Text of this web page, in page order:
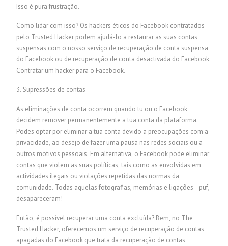
Isso é pura frustração.
Como lidar com isso? Os hackers éticos do Facebook contratados
pelo Trusted Hacker podem ajudá-lo a restaurar as suas contas
suspensas com o nosso serviço de recuperação de conta suspensa
do Facebook ou de recuperação de conta desactivada do Facebook.
Contratar um hacker para o Facebook.
3. Supressões de contas
As eliminações de conta ocorrem quando tu ou o Facebook
decidem remover permanentemente a tua conta da plataforma.
Podes optar por eliminar a tua conta devido a preocupações com a
privacidade, ao desejo de fazer uma pausa nas redes sociais ou a
outros motivos pessoais. Em alternativa, o Facebook pode eliminar
contas que violem as suas políticas, tais como as envolvidas em
actividades ilegais ou violações repetidas das normas da
comunidade. Todas aquelas fotografias, memórias e ligações - puf,
desapareceram!
Então, é possível recuperar uma conta excluída? Bem, no The
Trusted Hacker, oferecemos um serviço de recuperação de contas
apagadas do Facebook que trata da recuperação de contas